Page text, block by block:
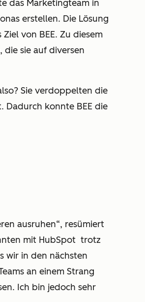
das Marketingteam in
erstellen. Die Lösung
von BEE. Zu diesem
sie auf diversen
Sie verdoppelten die
Dadurch konnte BEE die
ausruhen“, resümiert
mit HubSpot trotz
wir in den nächsten
an einem Strang
Ich bin jedoch sehr